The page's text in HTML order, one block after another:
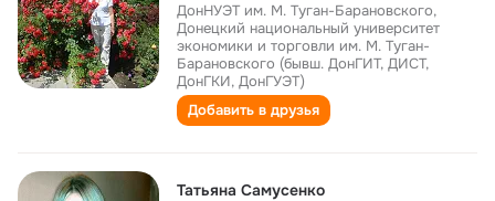
ДонНУЭТ им. М. Туган-Барановского,
Донецкий национальный университет
экономики и торговли им. М. Туган-
Барановского (бывш. ДонГИТ, ДИСТ,
ДонГКИ, ДонГУЭТ)
Добавить в друзья
Татьяна Самусенко